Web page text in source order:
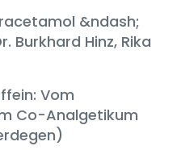
&ndash;
Burkhard Hinz, Rika
Vom
Co-Analgetikum